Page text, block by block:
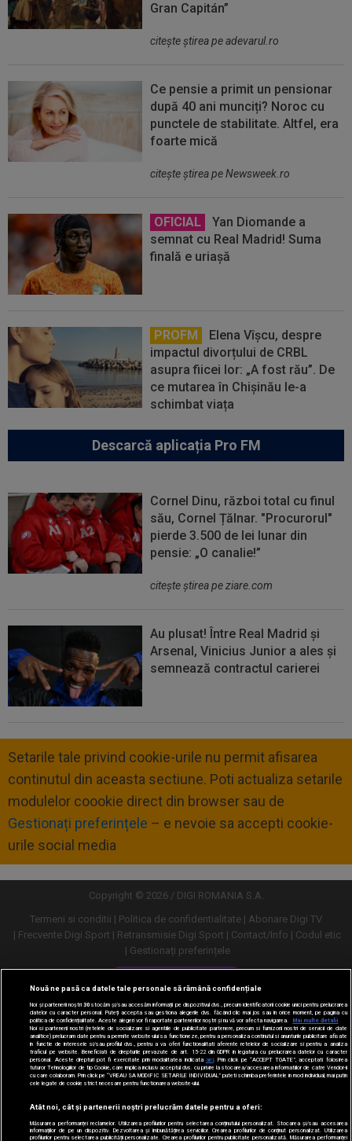
Gran Capitán”
citeşte ştirea pe adevarul.ro
Ce pensie a primit un pensionar
după 40 ani munciți? Noroc cu
punctele de stabilitate. Altfel, era
foarte mică
citeşte ştirea pe Newsweek.ro
OFICIAL
Yan Diomande a
semnat cu Real Madrid! Suma
finală e uriașă
PROFM
Elena Vîșcu, despre
impactul divorțului de CRBL
asupra fiicei lor: „A fost rău”. De
ce mutarea în Chișinău le-a
schimbat viața
Descarcă aplicația Pro FM
Cornel Dinu, război total cu finul
său, Cornel Țălnar. "Procurorul"
pierde 3.500 de lei lunar din
pensie: „O canalie!”
citeşte ştirea pe ziare.com
Au plusat! Între Real Madrid și
Arsenal, Vinicius Junior a ales și
semnează contractul carierei
Setarile tale privind cookie-urile nu permit afisarea
continutul din aceasta sectiune. Poti actualiza setarile
modulelor coookie direct din browser sau de
Gestionați preferințele – e nevoie sa accepti cookie-
urile social media
Copyright © 2026 / DIGI ROMANIA S.A.
Termeni si conditii
Politica de confidentialitate
Abonare Digi TV
Frecvente Digi Sport
Retransmisie Digi Sport Contact/Info
Codul etic
Gestionați preferințele
Versiune desktop
Nouă ne pasă ca datele tale personale să rămână confidențiale
Noi și partenerii noștri30stocăm și/sau accesăm informații pe dispozitivul dvs., precum identificatorii cookie unici pentru prelucrarea
datelor cu caracter personal. Puteți accepta sau gestiona alegerile dvs. făcând clic mai jos sau în orice moment, pe pagina cu
politica de confidențialitate. Aceste alegeri vor fi raportate partenerilor noștri și nu vă vor afecta navigarea.
Mai multe detalii
Noi si partenerii nostri (retelele de socializare si agentiile de publicitate partenere, precum si furnizorii nostri de servicii de date
analitice) prelucram date pentru a permite website-ului sa functioneze, pentru a personaliza continutul si anunturile publicitare afisate
in functie de interesele si/sau profilul dvs., pentru a va oferi functionalitati aferente retelelor de socializare si pentru a analiza
traficul pe website. Beneficiati de drepturile prevazute de art. 15-22 din GDPR in legatura cu prelucrarea datelor cu caracter
personal. Aceste drepturi pot fi exercitate prin modalitatea indicata aici. Prin click pe “ACCEPT TOATE”, acceptati folosirea
tuturor Tehnologiilor de tip Cookie, care implica inclusiv acceptul dvs. cu privire la stocarea/accesarea informatiilor de catre Vendor-ii
cu care colaboram. Prin click pe “VREAU SA MODIFIC SETARILE INDIVIDUAL” puteti schimba preferintele in mod individual, mai putin
cele legate de cookie strict necesare pentru functionarea website-ului.
Atât noi, cât și partenerii noștri prelucrăm datele pentru a oferi:
Măsurarea performanței reclamelor. Utilizarea profilurilor pentru selectarea conținutului personalizat. Stocarea și/sau accesarea
informațiilor de pe un dispozitiv. Dezvoltarea și îmbunătățirea serviciilor. Crearea profilurilor de conținut personalizat. Utilizarea
profilurilor pentru selectarea publicității personalizate. Crearea profilurilor pentru publicitate personalizată. Măsurarea performanței